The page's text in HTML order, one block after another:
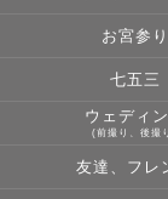
大津市　　　＋
福井市　＋3,000
お宮参り
七五三
ウェディ
(前撮り、後撮
友達、フレ